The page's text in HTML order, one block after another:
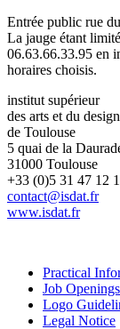
Entrée public rue
La jauge étant
06.63.66.33.95 en
horaires choisis.
institut supérieur
des arts et du design
de Toulouse
5 quai de la
31000 Toulouse
+33 (0)5 31 47 12
contact@isdat.fr
www.isdat.fr
Practical
Job Openings
Logo
Legal Notice